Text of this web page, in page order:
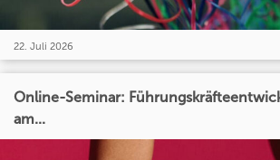
22. Juli 2026
Online-Seminar:
am...